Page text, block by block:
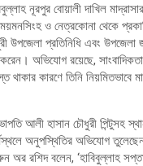
নূরপুর বোয়ালী দাখিল
ময়মনসিংহ ও নেত্রকোনা থেকে
উপজেলা প্রতিনিধি এবং উপজেলা
অভিযোগ রয়েছে,
থাকার কারণে তিনি নিয়মিতভাবে
আলী হাসান চৌধুরী পিন্টুসহ
অনুপস্থিতির অভিযোগ
অর রশিদ বলেন, ‘হাবিবুল্লাহ